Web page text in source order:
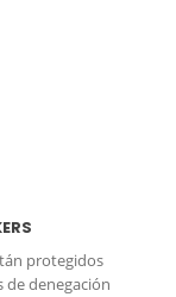
protegidos
denegación